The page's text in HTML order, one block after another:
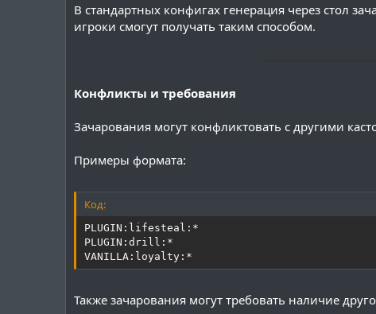
В стандартных конфигах генерация через стол
игроки смогут получать таким способом.
Конфликты и требования
Зачарования могут конфликтовать с другими
Примеры формата:
Код:
PLUGIN:lifesteal:*
PLUGIN:drill:*
VANILLA:loyalty:*
Также зачарования могут требовать наличие